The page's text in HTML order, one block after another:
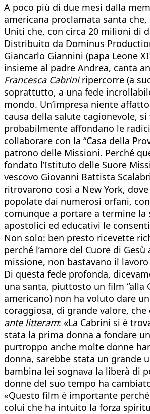
A poco più di due mesi dalla
americana proclamata santa
Uniti che, con circa 20 milioni di
Distribuito da Dominus
Giancarlo Giannini (papa Leone
insieme al padre Andrea, canta
Francesca Cabriniripercorre (a
soprattutto, a una fede
mondo. Un’impresa niente
causa della salute cagionevole,
probabilmente affondano le
collaborare con la “Casa della
patrono delle Missioni. Perché
fondato l’Istituto delle Suore
vescovo Giovanni Battista
ritrovarono così a New York,
popolate dai numerosi orfani,
comunque a portare a termine
apostolici ed educativi le
Non solo: ben presto ricevette
perché l’amore del Cuore di
missione, non bastavano il
Di questa fede profonda,
una santa, piuttosto un film “alla
americano) non ha voluto dare
coraggiosa, di grande valore,
ante litteram: «La Cabrini si è
stata la prima donna a fondare
purtroppo anche molte donne
donna, sarebbe stata un grande
bambina lei sognava la liberà di
donne del suo tempo ha
«Questo film è importante
colui che ha intuito la forza